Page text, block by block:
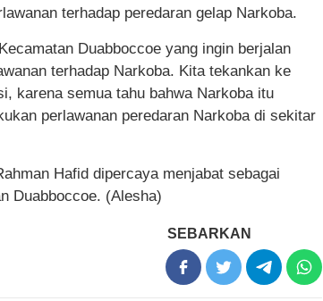
terhadap peredaran gelap Narkoba.
Duabboccoe yang ingin berjalan
terhadap Narkoba. Kita tekankan ke
karena semua tahu bahwa Narkoba itu
perlawanan peredaran Narkoba di sekitar
Hafid dipercaya menjabat sebagai
Duabboccoe. (Alesha)
SEBARKAN